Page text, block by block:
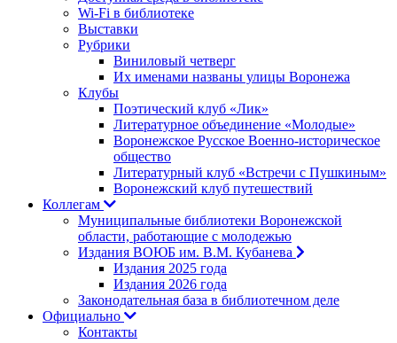
Wi-Fi в библиотеке
Выставки
Рубрики
Виниловый четверг
Их именами названы улицы Воронежа
Клубы
Поэтический клуб «Лик»
Литературное объединение «Молодые»
Воронежское Русское Военно-историческое
общество
Литературный клуб «Встречи с Пушкиным»
Воронежский клуб путешествий
Коллегам
Муниципальные библиотеки Воронежской
области, работающие с молодежью
Издания ВОЮБ им. В.М. Кубанева
Издания 2025 года
Издания 2026 года
Законодательная база в библиотечном деле
Официально
Контакты